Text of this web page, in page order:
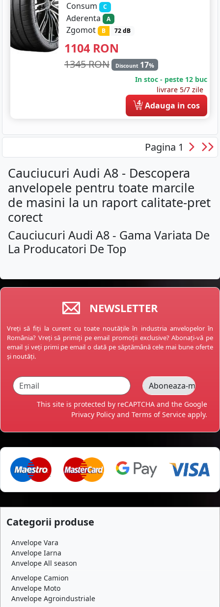
Consum
C
Aderenta A
Zgomot B 72 dB
1104 RON
1345 RON Discount 17%
In stoc - peste 12 buc
livrare 5/7 zile
4 Adauga in cos
Pagina 1
Cauciucuri Audi A8 - Descopera
anvelopele pentru toate marcile
de masini la un raport calitate-pret
corect
Cauciucuri Audi A8 - Gama Variata De
La Producatori De Top
NEWSLETTER
Vreți să fiți la curent cu toate noutățile în industria anvelopelor în
România? Vreți să primiți pe email promoții exclusive? Abonați-vă pe
email și veți primi pe email o dată pe săptămână cele mai bune oferte
și noutăți.
This site is protected by reCAPTCHA and the Google
Privacy Policy and Terms of Service apply.
Categorii produse
Anvelope Vara
Anvelope Iarna
Anvelope All season
Anvelope Camion
Anvelope Moto
Anvelope Agroindustriale